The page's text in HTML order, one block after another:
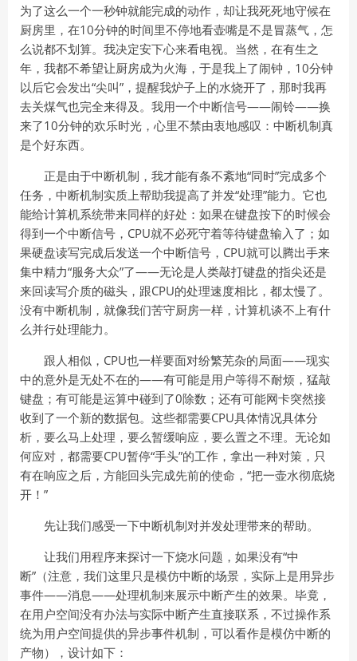
为了这么一个一秒钟就能完成的动作，却让我死死地守候在
厨房里，在10分钟的时间里不停地看壶嘴是不是冒蒸气，怎
么说都不划算。我决定安下心来看电视。当然，在有生之
年，我都不希望让厨房成为火海，于是我上了闹钟，10分钟
以后它会发出“尖叫”，提醒我炉子上的水烧开了，那时我再
去关煤气也完全来得及。我用一个中断信号——闹铃——换
来了10分钟的欢乐时光，心里不禁由衷地感叹：中断机制真
是个好东西。
正是由于中断机制，我才能有条不紊地“同时”完成多个
任务，中断机制实质上帮助我提高了并发“处理”能力。它也
能给计算机系统带来同样的好处：如果在键盘按下的时候会
得到一个中断信号，CPU就不必死守着等待键盘输入了；如
果硬盘读写完成后发送一个中断信号，CPU就可以腾出手来
集中精力“服务大众”了——无论是人类敲打键盘的指尖还是
来回读写介质的磁头，跟CPU的处理速度相比，都太慢了。
没有中断机制，就像我们苦守厨房一样，计算机谈不上有什
么并行处理能力。
跟人相似，CPU也一样要面对纷繁芜杂的局面——现实
中的意外是无处不在的——有可能是用户等得不耐烦，猛敲
键盘；有可能是运算中碰到了0除数；还有可能网卡突然接
收到了一个新的数据包。这些都需要CPU具体情况具体分
析，要么马上处理，要么暂缓响应，要么置之不理。无论如
何应对，都需要CPU暂停“手头”的工作，拿出一种对策，只
有在响应之后，方能回头完成先前的使命，“把一壶水彻底烧
开！”
先让我们感受一下中断机制对并发处理带来的帮助。
让我们用程序来探讨一下烧水问题，如果没有“中
断”（注意，我们这里只是模仿中断的场景，实际上是用异步
事件——消息——处理机制来展示中断产生的效果。毕竟，
在用户空间没有办法与实际中断产生直接联系，不过操作系
统为用户空间提供的异步事件机制，可以看作是模仿中断的
产物），设计如下：